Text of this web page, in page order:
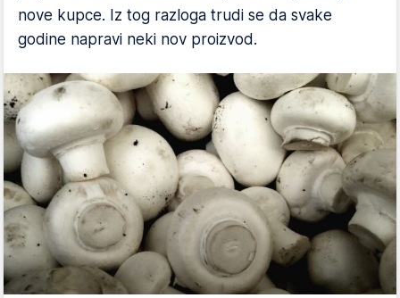
nove kupce. Iz tog razloga trudi se da svake
godine napravi neki nov proizvod.